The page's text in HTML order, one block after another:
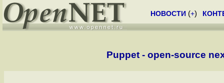
НОВОСТИ (+)
Puppet - open-source